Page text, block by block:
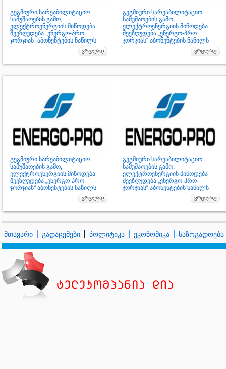
გეგმიური სარეაბილიტაციო
სამუშაოების გამო,
ელექტროენერგიის მიწოდება
შეეზღუდება „ენერგო-პრო
ჯორჯიას“ აბონენტების ნაწილს
გეგმიური სარეაბილიტაციო
სამუშაოების გამო,
ელექტროენერგიის მიწოდება
შეეზღუდება „ენერგო-პრო
ჯორჯიას“ აბონენტების ნაწილს
გეგმიური სარეაბილიტაციო
სამუშაოების გამო,
ელექტროენერგიის მიწოდება
შეეზღუდება „ენერგო-პრო
ჯორჯიას“ აბონენტების ნაწილს
გეგმიური სარეაბილიტაციო
სამუშაოების გამო,
ელექტროენერგიის მიწოდება
შეეზღუდება „ენერგო-პრო
ჯორჯიას“ აბონენტების ნაწილს
მთავარი გადაცემები პოლიტიკა ეკონომიკა საზოგადოება